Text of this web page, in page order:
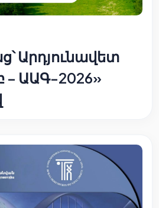
Արդյունավետ
– ԱԱԳ-2026»